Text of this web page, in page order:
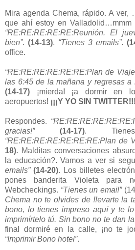
Mira agenda Chema, rápido. A
que ahí estoy en
“RE:RE:RE:RE:RE:Reunión. El
bien”. (14-13). “Tienes 3 emails”.
office.
“RE:RE:RE:RE:RE:RE:Plan de
las 6:45 de la mañana y regresas a
(14-17) ¡mierda! ¡a dormir en
aeropuertos! ¡¡¡Y YO SIN
Respondes.
gracias!”
(14-17).
“RE:RE:RE:RE:RE:RE:RE:Plan de
18). Malditas conversaciones
la educación?. Vamos a ver si
emails” (14-20). Los billetes
pones banderita Violeta para
Webcheckings. “Tienes un email”
Chema no te olvides de llevarte la
bono, lo tienes impreso aquí y te
imprimírtelo tú. Sin bono no te dan
final dormiré en la calle, ¡no te
“Imprimir Bono hotel”.